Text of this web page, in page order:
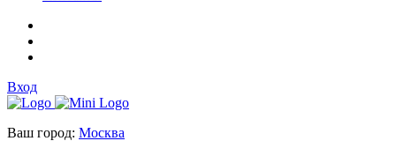
Вход
Ваш город: Москва